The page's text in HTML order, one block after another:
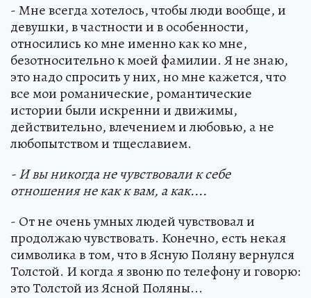
- Мне всегда хотелось, чтобы люди вообще, и
девушки, в частности и в особенности,
относились ко мне именно как ко мне,
безотносительно к моей фамилии. Я не знаю,
это надо спросить у них, но мне кажется, что
все мои романические, романтические
истории были искренни и движимы,
действительно, влечением и любовью, а не
любопытством и тщеславием.
- И вы никогда не чувствовали к себе
отношения не как к вам, а как....
- От не очень умных людей чувствовал и
продолжаю чувствовать. Конечно, есть некая
символика в том, что в Ясную Поляну вернулся
Толстой. И когда я звоню по телефону и говорю:
это Толстой из Ясной Поляны...